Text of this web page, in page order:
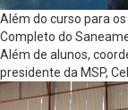
Além do curso para
Completo do
Além de alunos,
presidente da MSP,